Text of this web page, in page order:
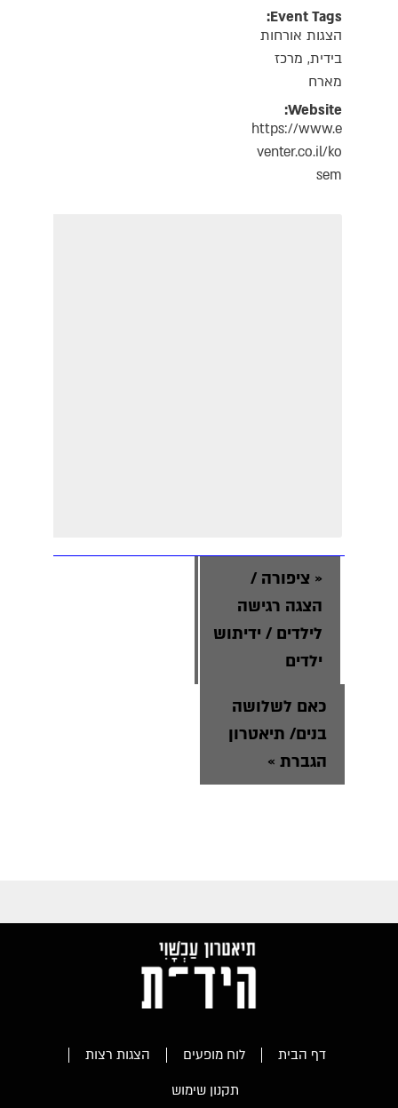
Event Tags:
הצגות אורחות
בידית, מרכז
מארח
Website:
https://www.e
venter.co.il/ko
sem
« ציפורה /
הצגה רגישה
לילדים / ידיתוש
ילדים
כאם לשלושה
בנים/ תיאטרון
הגברת »
דף הבית לוח מופעים
הצגות רצות
תקנון שימוש